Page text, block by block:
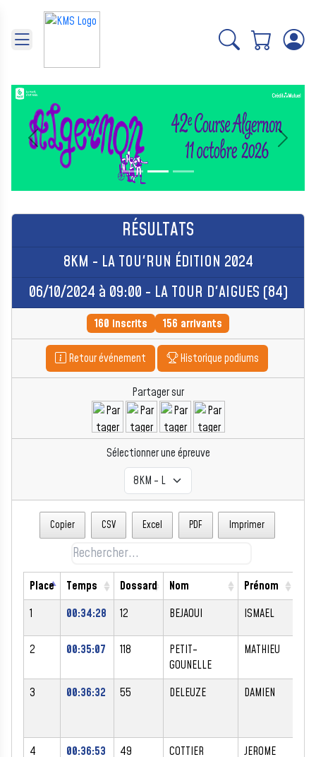
Précédent Suivant
RÉSULTATS
8KM - LA TOU'RUN ÉDITION 2024
06/10/2024 à 09:00 - LA TOUR D'AIGUES (84)
160 inscrits 156 arrivants
Retour événement Historique podiums
Partager sur
Sélectionner une épreuve
Copier CSV Excel PDF Imprimer
Place Temps Dossard Nom Prénom
1
00:34:28 12 BEJAOUI ISMAEL
2 00:35:07 118
PETIT-
GOUNELLE
MATHIEU
3 00:36:32 55 DELEUZE DAMIEN
4 00:36:53 49 COTTIER JEROME
Panneau de gestion des cookies